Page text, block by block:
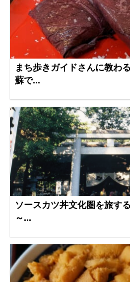
まち歩きガイドさんに教わ
蘇で...
ソースカツ丼文化圏を旅す
～...